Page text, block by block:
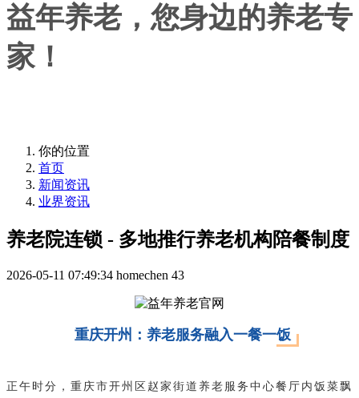
益年养老，您身边的养老专
家！
你的位置
首页
新闻资讯
业界资讯
养老院连锁 - 多地推行养老机构陪餐制度
2026-05-11 07:49:34 homechen 43
重庆开州：养老服务融入一餐一饭
正午时分，重庆市开州区赵家街道养老服务中心餐厅内饭菜飘